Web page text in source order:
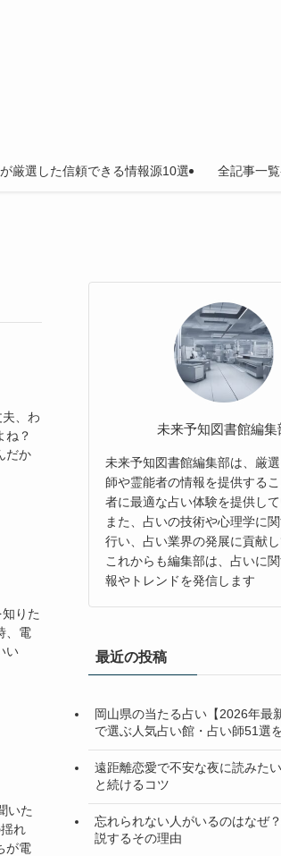
厳選した信頼できる情報源10選 全記事一
、わ
ね？
だか
りた
、電
い
いた
れ
が電
未来予知図書館編集
未来予知図書館編集部は、厳
師や霊能者の情報を提供する
者に最適な占い体験を提供して
また、占いの技術や心理学に
行い、占い業界の発展に貢献し
これからも編集部は、占いに
報やトレンドを発信します
最近の投稿
岡山県の当たる占い【2026年最
で選ぶ人気占い館・占い師51選
遠距離恋愛で不安な夜に読みた
と続けるコツ
忘れられない人がいるのはなぜ
説するその理由